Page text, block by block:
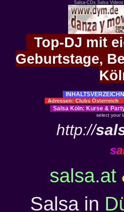
Salsa-CDs Salsa
Top-DJ mit
Geburtstage,
Adressen: Clubs Österreich
Salsa Köln: Kurse&
select your
http://
sa
salsa.at
Salsa in